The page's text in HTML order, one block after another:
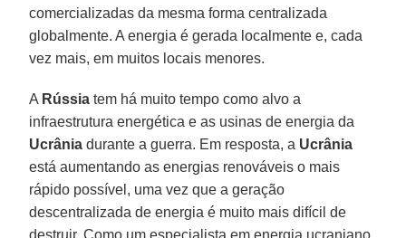
comercializadas da mesma forma centralizada
globalmente. A energia é gerada localmente e, cada
vez mais, em muitos locais menores.
A Rússia tem há muito tempo como alvo a
infraestrutura energética e as usinas de energia da
Ucrânia durante a guerra. Em resposta, a Ucrânia
está aumentando as energias renováveis o mais
rápido possível, uma vez que a geração
descentralizada de energia é muito mais difícil de
destruir. Como um especialista em energia ucraniano